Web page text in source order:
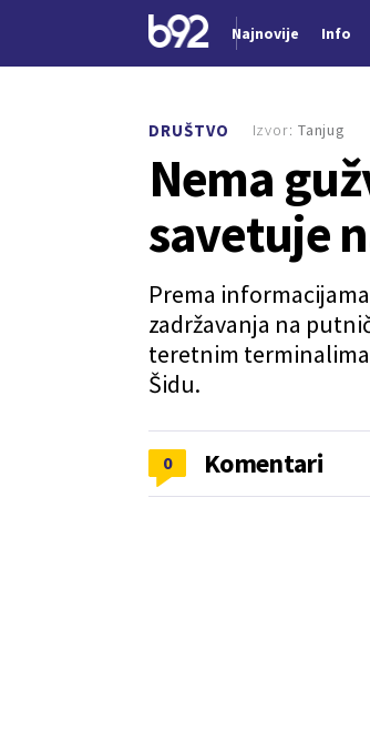
Najnovije Info
DRUŠTVO
Nema
savetuje
Prema
zadržavanja na
teretnim
Šidu.
Izvor: Tanjug
0 Komentari